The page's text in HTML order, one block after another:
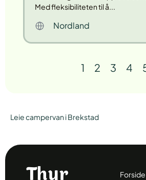
Med fleksibiliteten til å...
Nordland
1 2 3 4
Leie campervan i Brekstad
Forside